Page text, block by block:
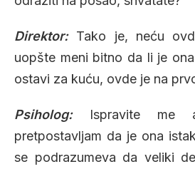
Direktor:Tako je, neću
uopšte meni bitno da li je
ostavi za kuću, ovde je na
Psiholog:Ispravite me
pretpostavljam da je ona
se podrazumeva da veliki